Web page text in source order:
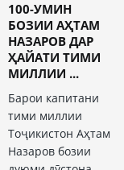
1️00-УМИН
БОЗИИ АҲТАМ
НАЗАРОВ ДАР
ҲАЙАТИ ТИМИ
МИЛЛИИ ...
Барои капитани
тими миллии
Тоҷикистон Аҳтам
Назаров бозии